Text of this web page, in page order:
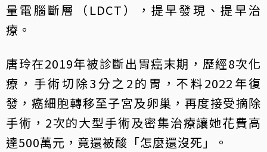
量電腦斷層（LDCT），提早發現、提早治
療。
唐玲在2019年被診斷出胃癌末期，歷經8次化
療，手術切除3分之2的胃，不料2022年復
發，癌細胞轉移至子宮及卵巢，再度接受摘除
手術，2次的大型手術及密集治療讓她花費高
達500萬元，竟還被酸「怎麼還沒死」。